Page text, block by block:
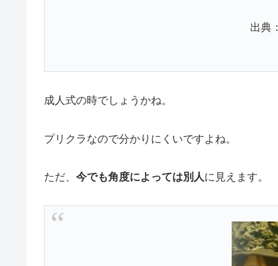
出典：
成人式の時でしょうかね。
プリクラなので分かりにくいですよね。
ただ、 今でも角度によっては別人に見えます。